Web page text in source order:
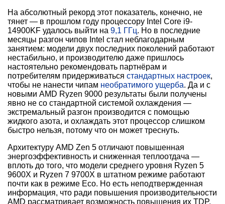
На абсолютный рекорд этот показатель, конечно, не
тянет — в прошлом году процессору Intel Core i9-
14900KF удалось выйти на 9,1 ГГц. Но в последние
месяцы разгон чипов Intel стал неблагодарным
занятием: модели двух последних поколений работают
нестабильно, и производителю даже пришлось
настоятельно рекомендовать партнёрам и
потребителям придерживаться стандартных настроек,
чтобы не нанести чипам необратимого ущерба. Да и с
новыми AMD Ryzen 9000 результаты были получены
явно не со стандартной системой охлаждения —
экстремальный разгон производится с помощью
жидкого азота, и охлаждать этот процессор слишком
быстро нельзя, потому что он может треснуть.
Архитектуру AMD Zen 5 отличают повышенная
энергоэффективность и сниженная теплоотдача —
вплоть до того, что модели среднего уровня Ryzen 5
9600X и Ryzen 7 9700X в штатном режиме работают
почти как в режиме Eco. Но есть неподтвержденная
информация, что ради повышения производительности
AMD рассматривает возможность повышения их TDP.